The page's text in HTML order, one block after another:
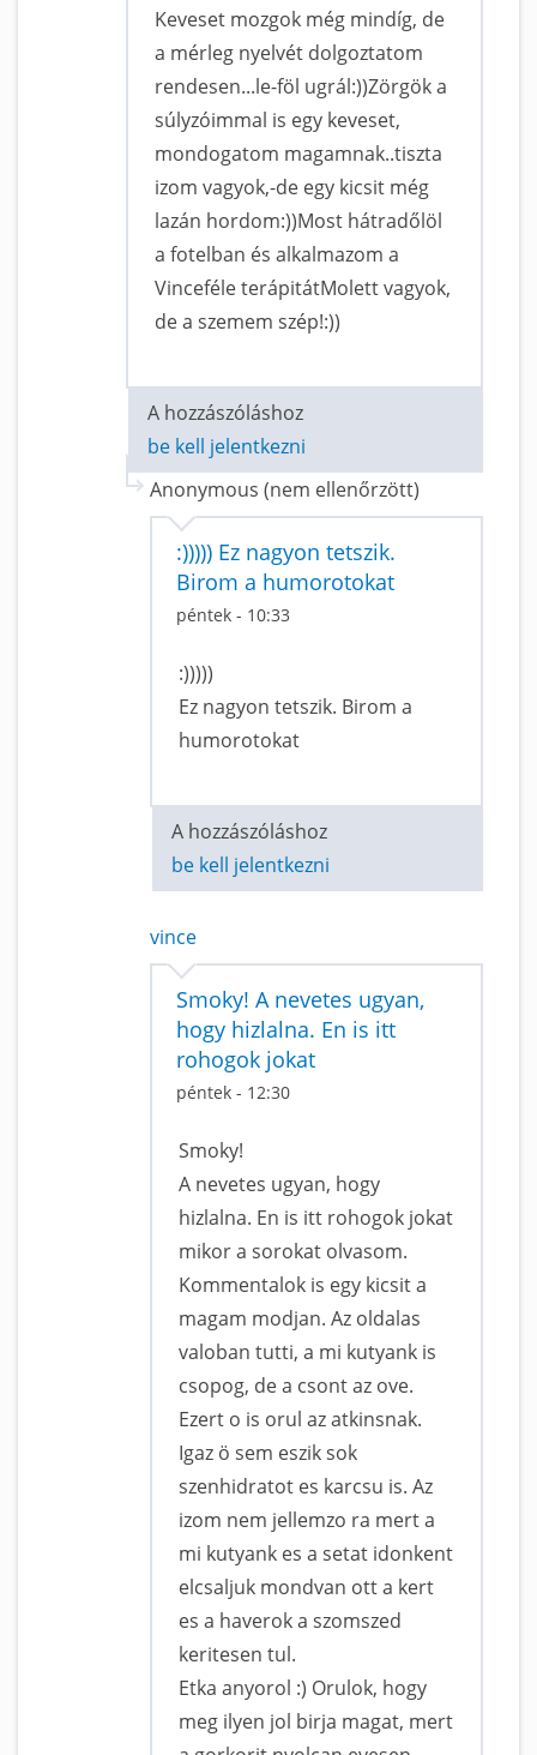
Keveset mozgok még mindíg, de
a mérleg nyelvét dolgoztatom
rendesen...le-föl ugrál:))Zörgök a
súlyzóimmal is egy keveset,
mondogatom magamnak..tiszta
izom vagyok,-de egy kicsit még
lazán hordom:))Most hátradőlöl
a fotelban és alkalmazom a
Vinceféle terápitátMolett vagyok,
de a szemem szép!:))
A hozzászóláshoz
be kell jelentkezni
Anonymous (nem ellenőrzött)
:))))) Ez nagyon tetszik.
Birom a humorotokat
péntek - 10:33
:)))))
Ez nagyon tetszik. Birom a
humorotokat
A hozzászóláshoz
be kell jelentkezni
vince
Smoky! A nevetes ugyan,
hogy hizlalna. En is itt
rohogok jokat
péntek - 12:30
Smoky!
A nevetes ugyan, hogy
hizlalna. En is itt rohogok jokat
mikor a sorokat olvasom.
Kommentalok is egy kicsit a
magam modjan. Az oldalas
valoban tutti, a mi kutyank is
csopog, de a csont az ove.
Ezert o is orul az atkinsnak.
Igaz ö sem eszik sok
szenhidratot es karcsu is. Az
izom nem jellemzo ra mert a
mi kutyank es a setat idonkent
elcsaljuk mondvan ott a kert
es a haverok a szomszed
keritesen tul.
Etka anyorol :) Orulok, hogy
meg ilyen jol birja magat, mert